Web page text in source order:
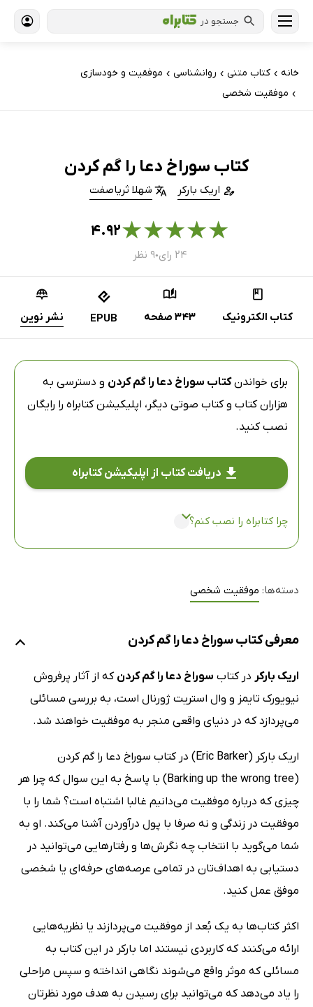
جستجو در
خانه › کتاب‌ متنی › روانشناسی › موفقیت و خودسازی
› موفقیت شخصی
کتاب سوراخ دعا را گم کردن
اریک بارکر شهلا ثریاصفت
★
★
★
★
★۴.۹۲
۲۴ رای ● ۹ نظر
کتاب الکترونیک 343 صفحه EPUB نشر نوین
برای خواندنکتاب سوراخ دعا را گم کردن و دسترسی به
هزاران کتاب و کتاب صوتی دیگر، اپلیکیشن کتابراه را رایگان
نصب کنید.
دریافت کتاب از اپلیکیشن کتابراه
چرا کتابراه را نصب کنم؟
دسته‌ها: موفقیت شخصی
معرفی کتاب سوراخ دعا را گم کردن
اریک بارکر در کتاب سوراخ دعا را گم کردن که از آثار پرفروش
نیویورک تایمز و وال استریت ژورنال است، به بررسی مسائلی
می‌پردازد که در دنیای واقعی منجر به موفقیت خواهند شد.
اریک بارکر (Eric Barker) در کتاب سوراخ دعا را گم کردن
(Barking up the wrong tree) با پاسخ به این سوال که چرا هر
چیزی که درباره موفقیت می‌دانیم غالبا اشتباه است؟ شما را با
موفقیت در زندگی و نه صرفا با پول درآوردن آشنا می‌کند. او به
شما می‌گوید با انتخاب چه نگرش‌ها و رفتارهایی می‌توانید در
دستیابی به اهداف‌تان در تمامی عرصه‌های حرفه‌ای یا شخصی
موفق عمل کنید.
اکثر کتاب‌ها به یک بُعد از موفقیت می‌پردازند یا نظریه‌هایی
ارائه می‌کنند که کاربردی نیستند اما بارکر در این کتاب به
مسائلی که موثر واقع می‌شوند نگاهی انداخته و سپس مراحلی
را یاد می‌دهد که می‌توانید برای رسیدن به هدف مورد نظرتان